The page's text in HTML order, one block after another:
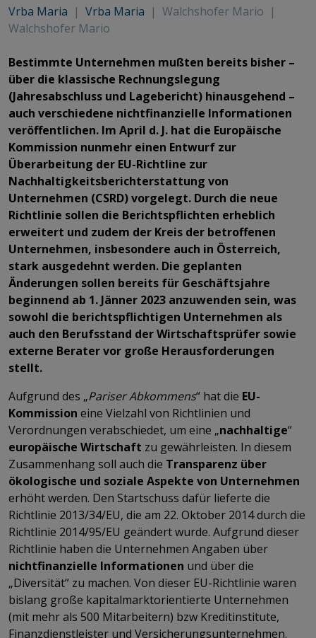
Vrba Maria | Vrba Maria | Walchshofer Mario |
Walchshofer Mario
Bestimmte Unternehmen mußten bereits bisher –
über die klassische Rechnungslegung
(Jahresabschluss und Lagebericht) hinausgehend –
auch verschiedene nichtfinanzielle Informationen
veröffentlichen. Im April d. J. hat die Europäische
Kommission nunmehr einen Entwurf zur
Überarbeitung der EU-Richtline zur
Nachhaltigkeitsberichterstattung von
Unternehmen (CSRD) vorgelegt. Durch die neue
Richtlinie sollen die Berichtspflichten erheblich
erweitert und zudem der Kreis der betroffenen
Unternehmen, insbesondere auch in Österreich,
stark ausgedehnt werden. Die geplanten
Änderungen sollen bereits für Geschäftsjahre
beginnend ab 1. Jänner 2023 anzuwenden sein, was
sowohl die berichtspflichtigen Unternehmen als
auch den Berufsstand der Wirtschaftsprüfer sowie
externe Berater vor große Herausforderungen
stellt.
Aufgrund des „Pariser Abkommens“ hat die EU-
Kommission eine Vielzahl von Richtlinien und
Verordnungen verabschiedet, um eine „nachhaltige“
europäische Wirtschaft zu gewährleisten. In diesem
Zusammenhang soll auch die Transparenz über
ökologische und soziale Aspekte von Unternehmen
erhöht werden. Den Startschuss dafür lieferte die
Richtlinie 2013/34/EU, die am 22. Oktober 2014 durch die
Richtlinie 2014/95/EU geändert wurde. Aufgrund dieser
Richtlinie haben die Unternehmen Angaben über
nichtfinanzielle Informationen und über die
„Diversität“ zu machen. Von dieser EU-Richtlinie waren
bislang große kapitalmarktorientierte Unternehmen
(mit mehr als 500 Mitarbeitern) bzw Kreditinstitute,
Finanzdienstleister und Versicherungsunternehmen.